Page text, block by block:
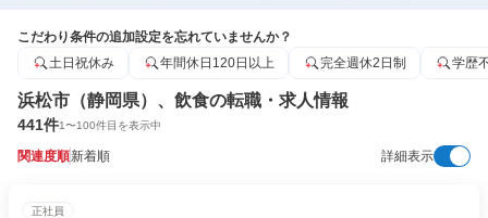
こだわり条件の追加設定を忘れていませんか？
土日祝休み
年間休日120日以上 完全週休2日制 学歴
浜松市（静岡県）、飲食の転職・求人情報
441件1〜100件目を表示中
関連度順新着順 詳細表示
正社員